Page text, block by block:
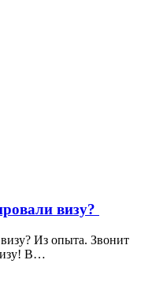
визу?
Из опыта. Звонит
В…